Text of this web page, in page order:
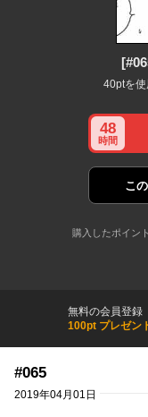
40ptを使
48
時間
こ
購入したポイン
無料の会員登録
100pt プレゼン
#065
2019年04月01日